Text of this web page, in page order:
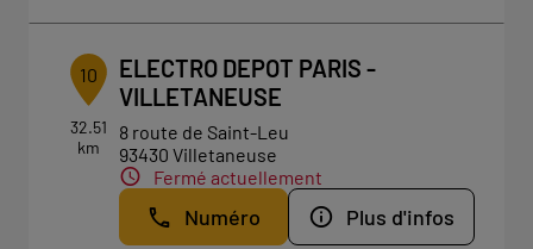
10
32.51
km
ELECTRO DEPOT PARIS -
VILLETANEUSE
8 route de Saint-Leu
93430 Villetaneuse
Fermé actuellement
Numéro Plus d'infos